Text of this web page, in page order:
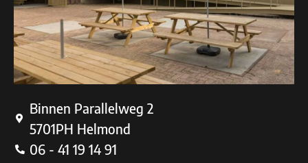
Binnen Parallelweg 2
5701PH Helmond
06 - 41 19 14 91